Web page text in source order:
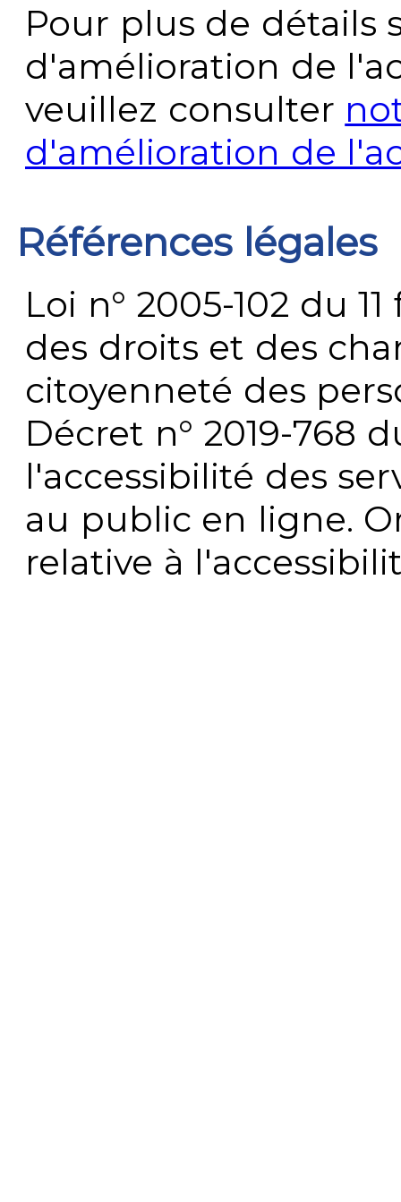
Pour plus de détails
d'amélioration de
veuillez consulter
d'amélioration de
Références légales
Loi n° 2005-102 du
des droits et des
citoyenneté des
Décret n° 2019-768
l'accessibilité des
au public en ligne.
relative à